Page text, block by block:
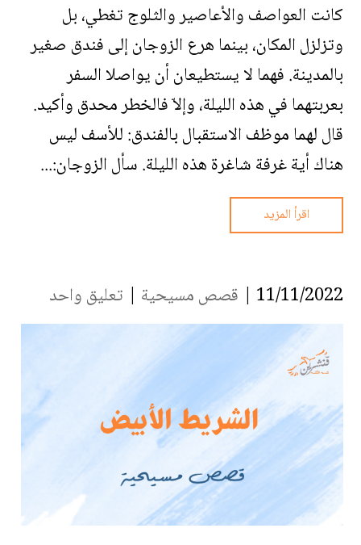
كانت العواصف والأعاصير والثلوج تغطي، بل
وتزلزل المكان، بينما هرع الزوجان إلى فندق صغير
بالمدينة. فهما لا يستطيعان أن يواصلا السفر
بعربتهما في هذه الليلة، وإلاّ فالخطر محدق وأكيد.
قال لهما موظف الاستقبال بالفندق: للأسف ليس
هناك أية غرفة شاغرة هذه الليلة. سأل الزوجان:...
اقرأ المزيد
11/11/2022 | قصص مسيحية | تعليق واحد